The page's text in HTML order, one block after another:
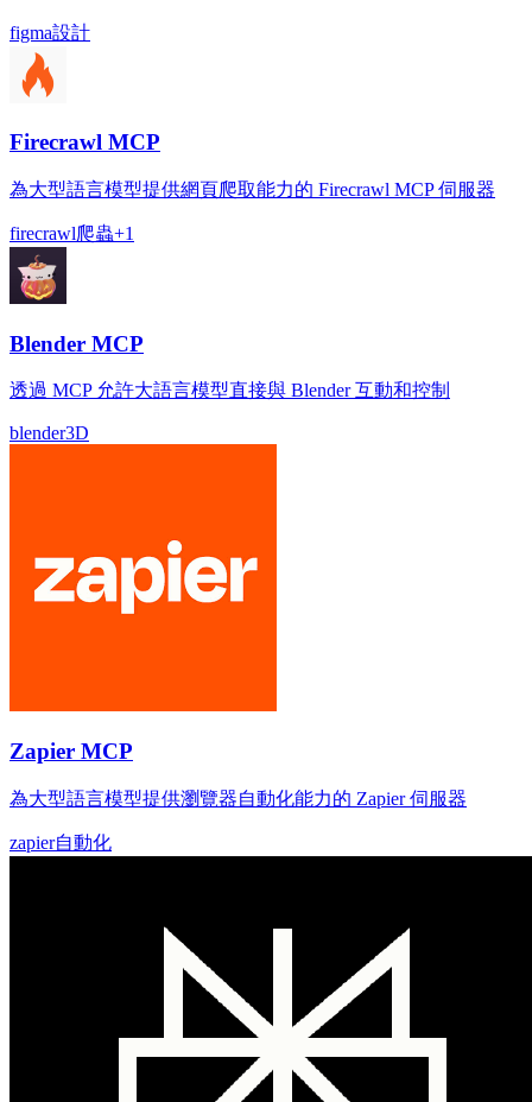
figma設計
Firecrawl MCP
為大型語言模型提供網頁爬取能力的 Firecrawl MCP 伺服器
firecrawl爬蟲+1
Blender MCP
透過 MCP 允許大語言模型直接與 Blender 互動和控制
blender3D
Zapier MCP
為大型語言模型提供瀏覽器自動化能力的 Zapier 伺服器
zapier自動化